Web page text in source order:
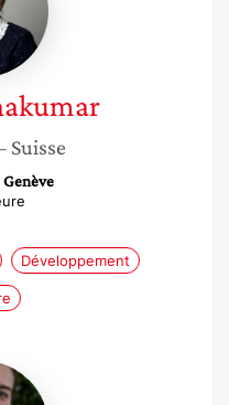
Suisse
Développement